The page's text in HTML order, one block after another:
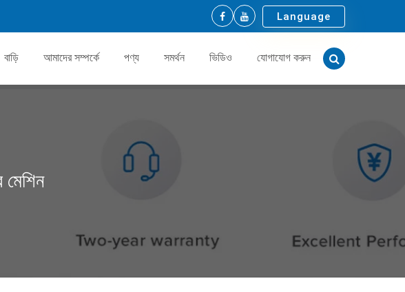
Language
বাড়ি আমাদের সম্পর্কে পণ্য সমর্থন ভিডিও যোগাযোগ করুন